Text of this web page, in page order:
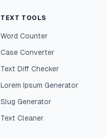
TEXT TOOLS
Word Counter
Case Converter
Text Diff Checker
Lorem Ipsum Generator
Slug Generator
Text Cleaner